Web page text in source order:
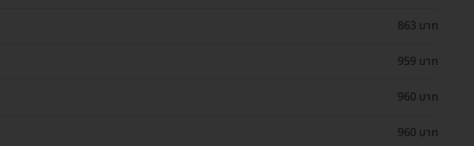
863 บาท
959 บาท
960 บาท
960 บาท